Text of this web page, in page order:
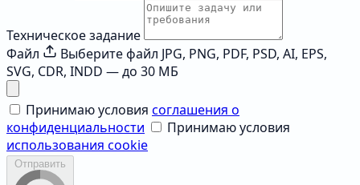
Техническое задание
Файл
Выберите файл JPG, PNG, PDF, PSD, AI, EPS,
SVG, CDR, INDD — до 30 МБ
Принимаю условия соглашения о
конфиденциальности
Принимаю условия
использования cookie
Отправить